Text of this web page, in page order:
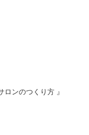
ロンのつくり方 』